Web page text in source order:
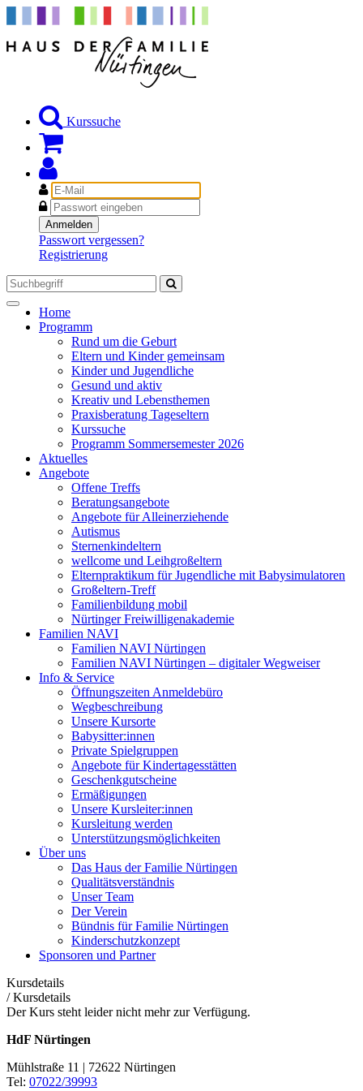
Kurssuche
E-
Mail
Passwort
Anmelden
Passwort vergessen?
Registrierung
Toggle
navigation
Home
Programm
Rund um die Geburt
Eltern und Kinder gemeinsam
Kinder und Jugendliche
Gesund und aktiv
Kreativ und Lebensthemen
Praxisberatung Tageseltern
Kurssuche
Programm Sommersemester 2026
Aktuelles
Angebote
Offene Treffs
Beratungsangebote
Angebote für Alleinerziehende
Autismus
Sternenkindeltern
wellcome und Leihgroßeltern
Elternpraktikum für Jugendliche mit Babysimulatoren
Großeltern-Treff
Familienbildung mobil
Nürtinger Freiwilligenakademie
Familien NAVI
Familien NAVI Nürtingen
Familien NAVI Nürtingen – digitaler Wegweiser
Info & Service
Öffnungszeiten Anmeldebüro
Wegbeschreibung
Unsere Kursorte
Babysitter:innen
Private Spielgruppen
Angebote für Kindertagesstätten
Geschenkgutscheine
Ermäßigungen
Unsere Kursleiter:innen
Kursleitung werden
Unterstützungsmöglichkeiten
Über uns
Das Haus der Familie Nürtingen
Qualitätsverständnis
Unser Team
Der Verein
Bündnis für Familie Nürtingen
Kinderschutzkonzept
Sponsoren und Partner
Kursdetails
/Kursdetails
Der Kurs steht leider nicht mehr zur Verfügung.
HdF Nürtingen
Mühlstraße 11 | 72622 Nürtingen
Tel: 07022/39993